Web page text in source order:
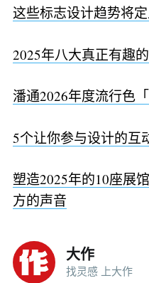
这些标志设计趋势将
2025年八大真正有趣
潘通2026年度流行色
5个让你参与设计的互
塑造2025年的10座展
方的声音
大作
找灵感 上大作